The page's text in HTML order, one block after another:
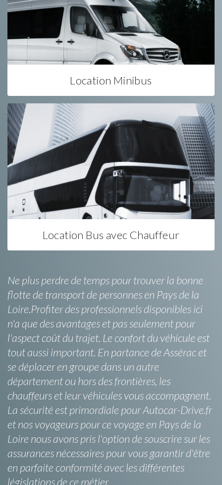
Location Minibus
Location Bus avec Chauffeur
Ne plus perdre de temps pour trouver la bonne
flotte de transport de personnes en Pays de la
Loire.Profiter des professionnels disponibles ici
n'a que des avantages et pas seulement pour
l'aspect coût du trajet. Le confort du véhicule est
tout aussi important. En partance de Assérac et
se déplacer en groupe dans un autre
département ou hors des frontières, les
chauffeurs et leur véhicules vous accompagnent.
La sécurité est primordiale pour Autocar-Drive.fr
et nos voyageurs pour ce voyage en Pays de la
Loire nous avons pris l'option de souscrire sur les
assurances nécessaires pour vous garantir d'être
en parfaite conformité avec les différentes
législations de ce métier.